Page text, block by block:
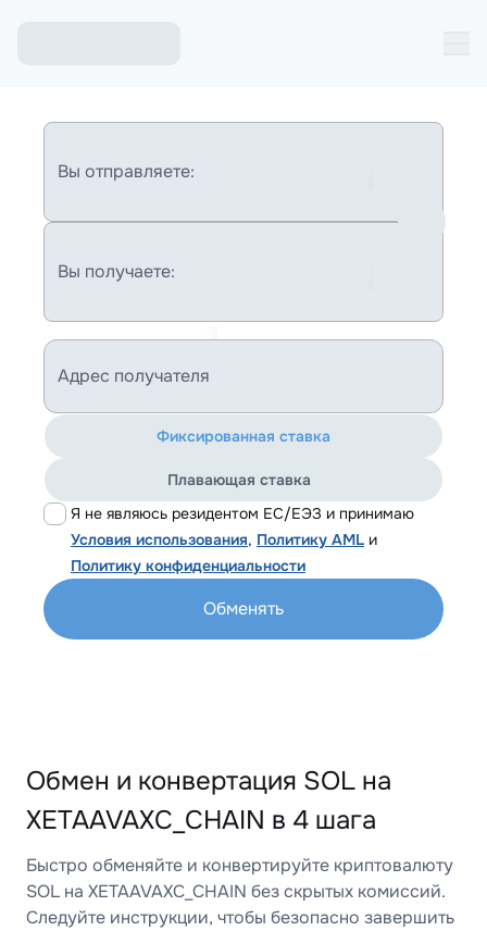
Вы отправляете:
Вы получаете:
Адрес получателя
Я не являюсь резидентом ЕС/ЕЭЗ и принимаю
Условия использования, Политику AML и
Политику конфиденциальности
Фиксированная ставка
Плавающая ставка
Обменять
Обмен и конвертация SOL на
XETAAVAXC_CHAIN в 4 шага
Быстро обменяйте и конвертируйте криптовалюту
SOL на XETAAVAXC_CHAIN без скрытых комиссий.
Следуйте инструкции, чтобы безопасно завершить